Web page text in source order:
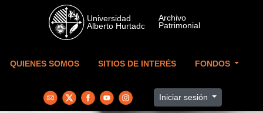
Skip to main content
QUIENES SOMOS SITIOS DE INTERÉS FONDOS
Iniciar sesión